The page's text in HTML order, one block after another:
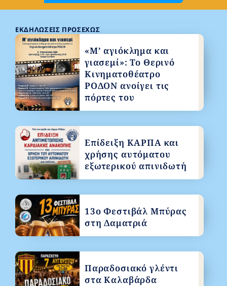
ΕΚΔΗΛΏΣΕΙΣ ΠΡΟΣΕΧΏΣ
«Μ’ αγιόκλημα και
γιασεμί»: Το Θερινό
Κινηματοθέατρο
ΡΟΔΟΝ ανοίγει τις
πόρτες του
Επίδειξη ΚΑΡΠΑ και
χρήσης αυτόματου
εξωτερικού απινιδωτή
13ο Φεστιβάλ Μπύρας
στη Δαματριά
Παραδοσιακό γλέντι
στα Καλαβάρδα